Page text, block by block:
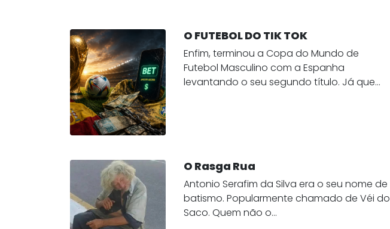
O FUTEBOL DO TIK TOK
Enfim, terminou a Copa do Mundo de
Futebol Masculino com a Espanha
levantando o seu segundo título. Já que...
O Rasga Rua
Antonio Serafim da Silva era o seu nome de
batismo. Popularmente chamado de Véi do
Saco. Quem não o...